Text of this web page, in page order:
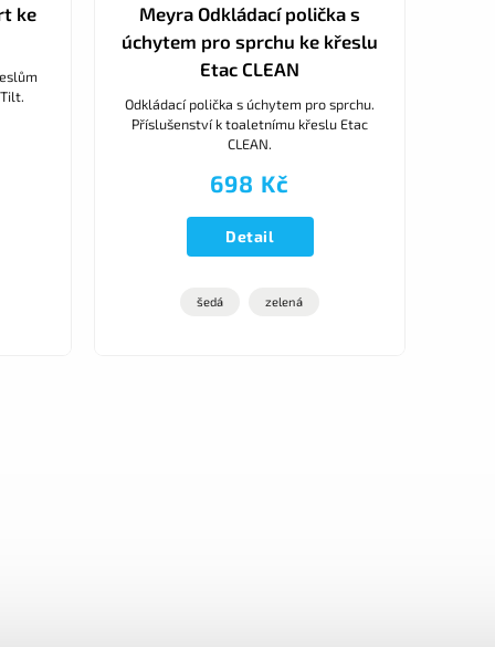
ke
Meyra Odkládací polička s
úchytem pro sprchu ke křeslu
Etac CLEAN
698 Kč
Detail
Odkládací polička s úchytem pro sprchu.
Příslušenství k toaletnímu křeslu Etac
CLEAN.
šedá zelená